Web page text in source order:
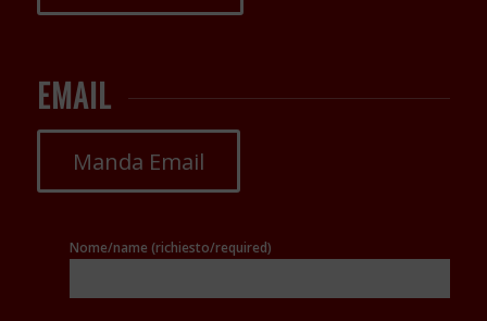
EMAIL
Manda Email
Nome/name (richiesto/required)